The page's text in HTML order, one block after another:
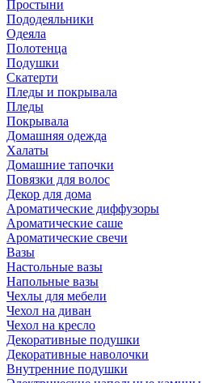
Простыни
Пододеяльники
Одеяла
Полотенца
Подушки
Скатерти
Пледы и покрывала
Пледы
Покрывала
Домашняя одежда
Халаты
Домашние тапочки
Повязки для волос
Декор для дома
Ароматические диффузоры
Ароматические саше
Ароматические свечи
Вазы
Настольные вазы
Напольные вазы
Чехлы для мебели
Чехол на диван
Чехол на кресло
Декоративные подушки
Декоративные наволочки
Внутренние подушки